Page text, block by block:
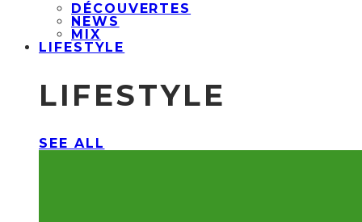
DÉCOUVERTES
NEWS
MIX
LIFESTYLE
LIFESTYLE
SEE ALL